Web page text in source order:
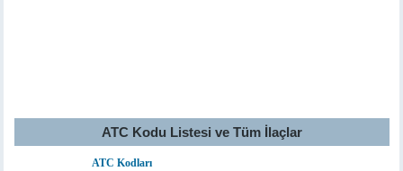
ATC Kodu Listesi ve Tüm İlaçlar
ATC Kodları